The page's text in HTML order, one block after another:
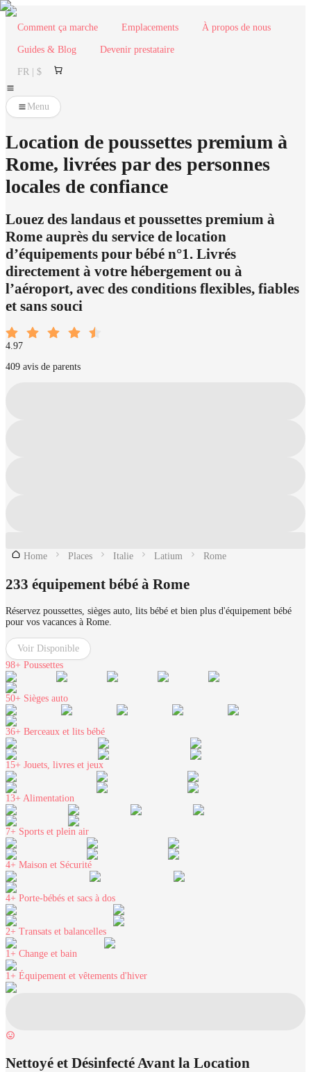
Comment ça marche Emplacements À propos de nous
Guides & Blog Devenir prestataire
FR | $
Menu
Location de poussettes premium à
Rome, livrées par des personnes
locales de confiance
Louez des landaus et poussettes premium à
Rome auprès du service de location
d’équipements pour bébé n°1. Livrés
directement à votre hébergement ou à
l’aéroport, avec des conditions flexibles, fiables
et sans souci
4.97
409 avis de parents
Home Places Italie Latium Rome
233 équipement bébé à Rome
Réservez poussettes, sièges auto, lits bébé et bien plus d'équipement bébé
pour vos vacances à Rome.
Voir Disponible
98+ Poussettes
50+ Sièges auto
36+ Berceaux et lits bébé
15+ Jouets, livres et jeux
13+ Alimentation
7+ Sports et plein air
4+ Maison et Sécurité
4+ Porte-bébés et sacs à dos
2+ Transats et balancelles
1+ Change et bain
1+ Équipement et vêtements d'hiver
Nettoyé et Désinfecté Avant la Location